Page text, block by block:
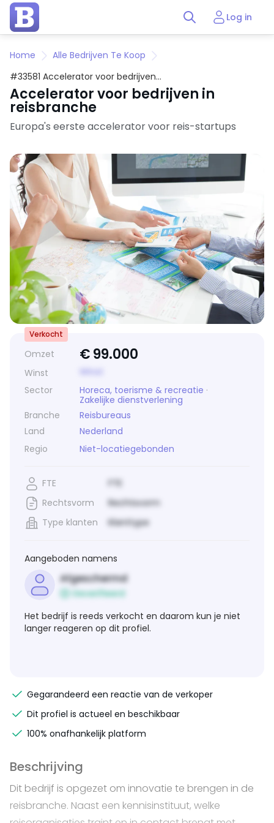
Log in
Home
Alle Bedrijven Te Koop
#33581 Accelerator voor bedrijven
in reisbranche
Accelerator voor bedrijven in
reisbranche
Europa's eerste accelerator voor reis-startups
Omzet €99.000
Winst
Sector
Horeca, toerisme & recreatie ·
Zakelijke dienstverlening
Branche
Reisbureaus
Land
Nederland
Regio
Niet-locatiegebonden
Verkocht
FTE
FTE
Rechtsvorm
Rechtsvorm
Type klanten
Klanttype
Aangeboden namens
Afgeschermd
Geverifieerd
Het bedrijf is reeds verkocht en daarom kun je niet
langer reageren op dit profiel.
Gegarandeerd een reactie van de verkoper
Dit profiel is actueel en beschikbaar
100% onafhankelijk platform
Beschrijving
Dit bedrijf is opgezet om innovatie te brengen in de
reisbranche. Naast een kennisinstituut, welke